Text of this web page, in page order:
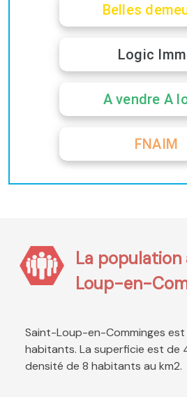
Belles
Logic
A vendre A
FNAIM
La
Loup-en-
Saint-Loup-en-Comminges est
habitants. La superficie est de
densité de 8 habitants au km2.